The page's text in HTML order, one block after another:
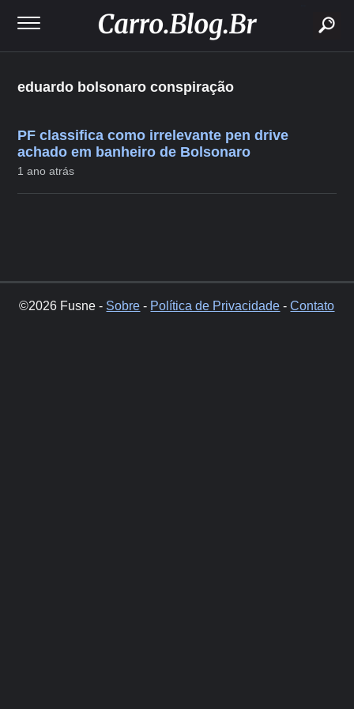
eduardo bolsonaro conspiração
PF classifica como irrelevante pen drive
achado em banheiro de Bolsonaro
1 ano atrás
©2026 Fusne - Sobre - Política de Privacidade -Contato